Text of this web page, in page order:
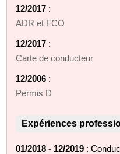
12/2017 :
ADR et FCO
12/2017 :
Carte de conducteur
12/2006 :
Permis D
Expériences
01/2018 - 12/2019 :